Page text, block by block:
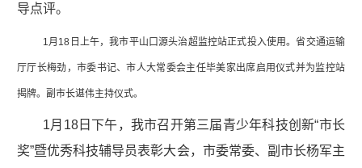
导点评。
1月18日上午，我市平山口源头治超监控站正式投入使用。省交通运输
厅厅长梅劲，市委书记、市人大常委会主任毕美家出席启用仪式并为监控站
揭牌。副市长谌伟主持仪式。
1月18日下午，我市召开第三届青少年科技创新“市长
奖”暨优秀科技辅导员表彰大会，市委常委、副市长杨军主